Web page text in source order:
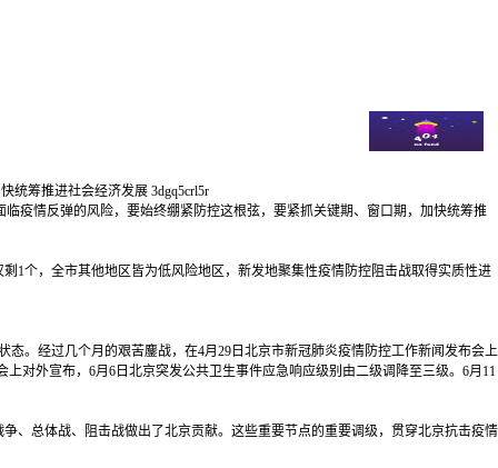
统筹推进社会经济发展 3dgq5crl5r
情反弹的风险，要始终绷紧防控这根弦，要紧抓关键期、窗口期，加快统筹推
个，全市其他地区皆为低风险地区，新发地聚集性疫情防控阻击战取得实质性进
。经过几个月的艰苦鏖战，在4月29日北京市新冠肺炎疫情防控工作新闻发布会上
对外宣布，6月6日北京突发公共卫生事件应急响应级别由二级调降至三级。6月11
总体战、阻击战做出了北京贡献。这些重要节点的重要调级，贯穿北京抗击疫情